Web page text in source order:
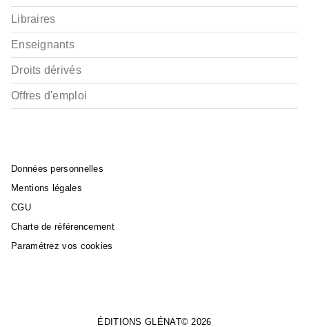
Libraires
Enseignants
Droits dérivés
Offres d'emploi
Données personnelles
Mentions légales
CGU
Charte de référencement
Paramétrez vos cookies
ÉDITIONS GLÉNAT© 2026